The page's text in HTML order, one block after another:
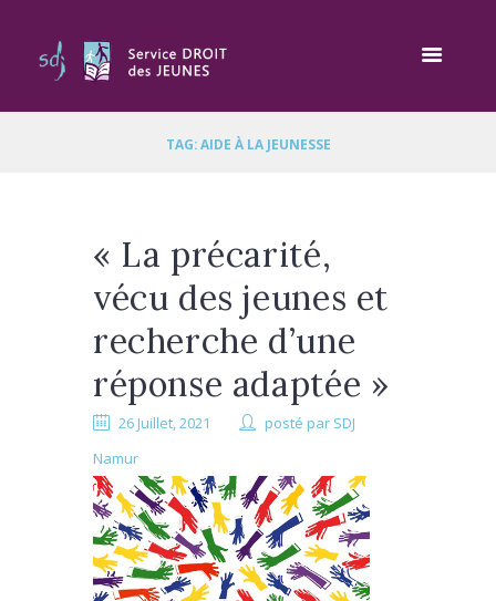
TAG: AIDE À LA JEUNESSE
« La précarité,
vécu des jeunes et
recherche d’une
réponse adaptée »
26 Juillet, 2021 posté par SDJ
Namur